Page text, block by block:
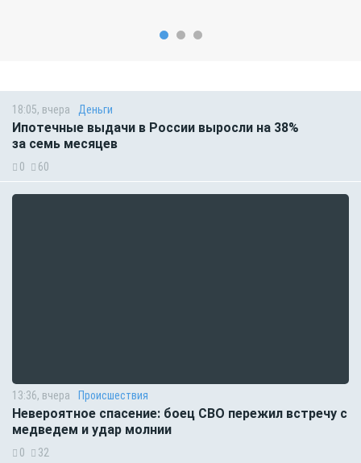
18:05, вчера Деньги
Ипотечные выдачи в России выросли на 38%
за семь месяцев
0 60
13:36, вчера Происшествия
Невероятное спасение: боец СВО пережил встречу с
медведем и удар молнии
0 32